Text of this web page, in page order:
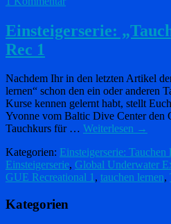
Einsteigerserie:
Rec 1
Nachdem Ihr in den letzten Artikel
lernen“ schon den ein oder anderen
Kurse kennen gelernt habt, stellt
Yvonne vom Baltic Dive Center den
Tauchkurs für … Weiterlesen →
Kategorien: Einsteigerserie: Tauchen
Einsteigerserie, Global Underwater
GUE Recreational 1, tauchen lernen,
Kategorien